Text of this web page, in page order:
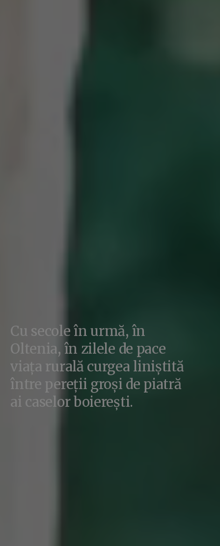
Cu secole în urmă, în
Oltenia, în zilele de pace
viața rurală curgea liniștită
între pereții groși de piatră
ai caselor boierești.